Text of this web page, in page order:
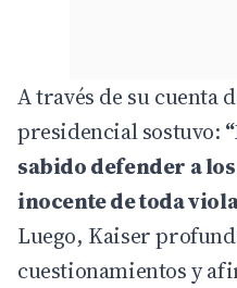
A través de su cuenta
presidencial sostuvo:
sabido defender a los
inocente de toda
Luego, Kaiser
cuestionamientos y